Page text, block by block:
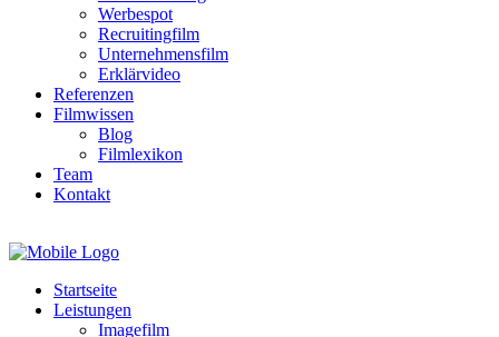
Werbespot
Recruitingfilm
Unternehmensfilm
Erklärvideo
Referenzen
Filmwissen
Blog
Filmlexikon
Team
Kontakt
Startseite
Leistungen
Imagefilm